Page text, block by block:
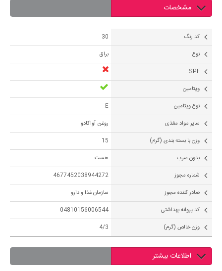
مشخصات
کد رنگ
30
نوع
براق
SPF
ویتامین
نوع ویتامین
E
سایر مواد مغذی
روغن آواکادو
وزن با بسته بندی (گرم)
15
بدون سرب
هست
شماره مجوز
4677452038944272
صادر کننده مجوز
سازمان غذا و دارو
کد پروانه بهداشتی
04810156006544
وزن خالص (گرم)
4/3
اطلاعات بیشتر